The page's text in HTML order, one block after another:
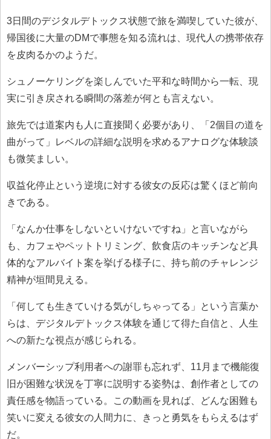
3日間のデジタルデトックス状態で旅を満喫していた彼が、
帰国後に大量のDMで事態を知る流れは、現代人の携帯依存
を皮肉るかのようだ。
シュノーケリングを楽しんでいた平和な時間から一転、現
実に引き戻される瞬間の落差が何とも言えない。
旅先では道案内も人に直接聞く必要があり、「2個目の道を
曲がって」レベルの詳細な説明を求めるアナログな体験談
も微笑ましい。
収益化停止という逆境に対する彼女の反応は驚くほど前向
きである。
「なんか仕事をしないといけないですね」と言いながら
も、カフェやペットトリミング、飲食店のキッチンなど具
体的なアルバイト案を挙げる様子に、持ち前のチャレンジ
精神が垣間見える。
「何しても生きていける気がしちゃってる」という言葉か
らは、デジタルデトックス体験を通じて得た自信と、人生
への新たな視点が感じられる。
メンバーシップ利用者への謝罪も忘れず、11月まで機能復
旧が困難な状況を丁寧に説明する姿勢は、創作者としての
責任感を物語っている。この動画を見れば、どんな困難も
笑いに変える彼女の人間力に、きっと勇気をもらえるはず
だ。